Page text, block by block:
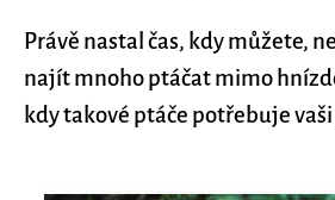
Právě nastal čas, kdy můžete,
najít mnoho ptáčat mimo
kdy takové ptáče potřebuje